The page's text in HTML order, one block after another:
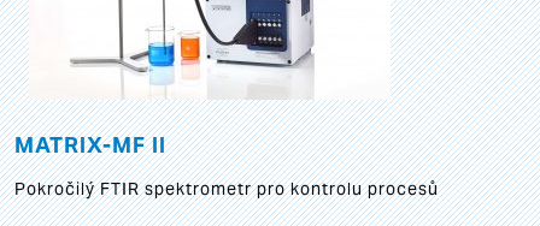
MATRIX-MF II
Pokročilý FTIR spektrometr pro kontrolu procesů